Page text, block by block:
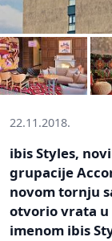
22.11.2018.
ibis Styles,
grupacije
novom tornju
otvorio vrata u
imenom ibis